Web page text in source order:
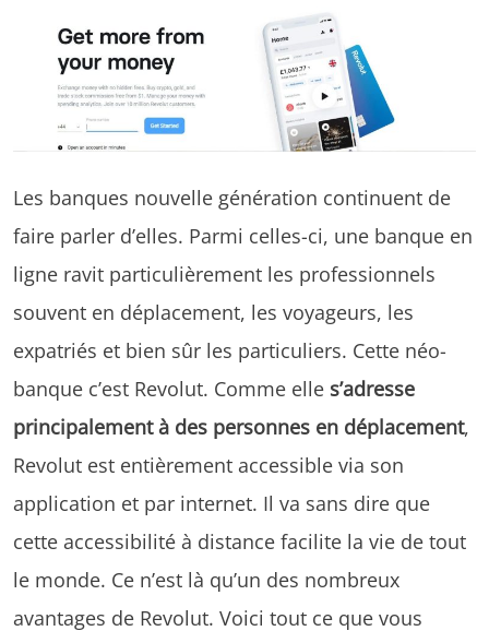
Les banques nouvelle génération continuent de
faire parler d’elles. Parmi celles-ci, une banque en
ligne ravit particulièrement les professionnels
souvent en déplacement, les voyageurs, les
expatriés et bien sûr les particuliers. Cette néo-
banque c’est Revolut. Comme elle s’adresse
principalement à des personnes en déplacement,
Revolut est entièrement accessible via son
application et par internet. Il va sans dire que
cette accessibilité à distance facilite la vie de tout
le monde. Ce n’est là qu’un des nombreux
avantages de Revolut. Voici tout ce que vous